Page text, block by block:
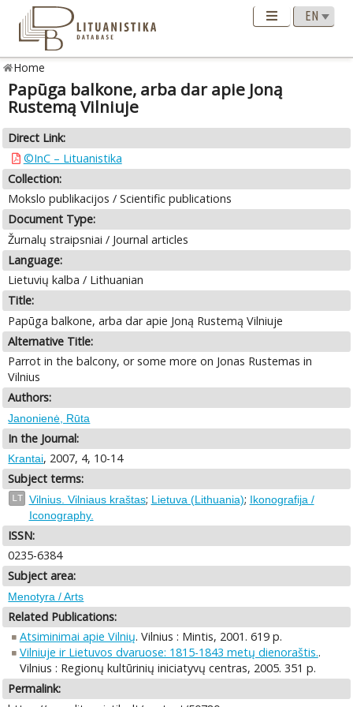
Home
Papūga balkone, arba dar apie Joną
Rustemą Vilniuje
Direct Link:
©InC – Lituanistika
Collection:
Mokslo publikacijos / Scientific publications
Document Type:
Žurnalų straipsniai / Journal articles
Language:
Lietuvių kalba / Lithuanian
Title:
Papūga balkone, arba dar apie Joną Rustemą Vilniuje
Alternative Title:
Parrot in the balcony, or some more on Jonas Rustemas in
Vilnius
Authors:
Janonienė, Rūta
In the Journal:
Krantai, 2007, 4, 10-14
Subject terms:
LT Vilnius. Vilniaus kraštas; Lietuva (Lithuania); Ikonografija /
Iconography.
ISSN:
0235-6384
Subject area:
Menotyra / Arts
Related Publications:
Atsiminimai apie Vilnių. Vilnius : Mintis, 2001. 619 p.
Vilniuje ir Lietuvos dvaruose: 1815-1843 metų dienoraštis..
Vilnius : Regionų kultūrinių iniciatyvų centras, 2005. 351 p.
Permalink: